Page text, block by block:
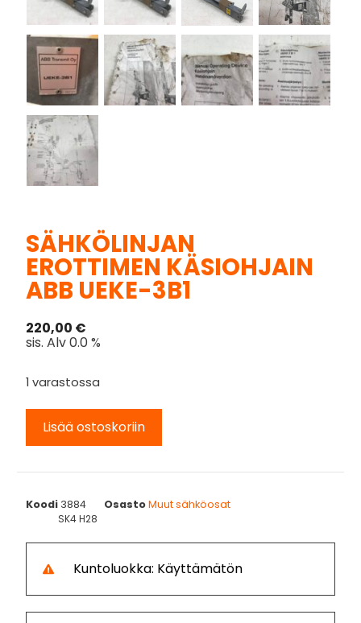
SÄHKÖLINJAN
EROTTIMEN KÄSIOHJAIN
ABB UEKE-3B1
220,00 €
sis. Alv 0.0 %
1 varastossa
Lisää ostoskoriin
Koodi 3884 OsastoMuut sähköosat
SK4 H28
Kuntoluokka: Käyttämätön